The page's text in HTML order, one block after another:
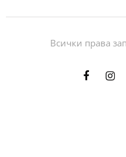
Всички права